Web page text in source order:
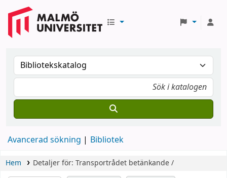
Avancerad sökning Bibliotek
Hem Detaljer för: Transportrådet betänkande /